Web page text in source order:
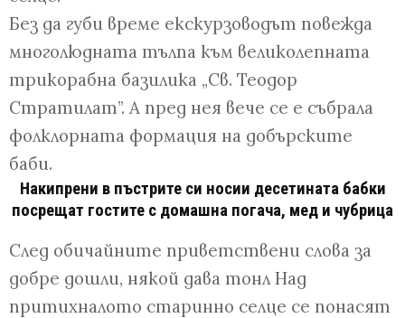
Без да губи време екскурзоводът повежда
многолюдната тълпа към великолепната
трикорабна базилика „Св. Теодор
Стратилат”. А пред нея вече се е събрала
фолклорната формация на добърските
баби.
Накипрени в пъстрите си носии десетината бабки
посрещат гостите с домашна погача, мед и чубрица
След обичайните приветствени слова за
добре дошли, някой дава тонл Над
притихналото старинно селце се понасят